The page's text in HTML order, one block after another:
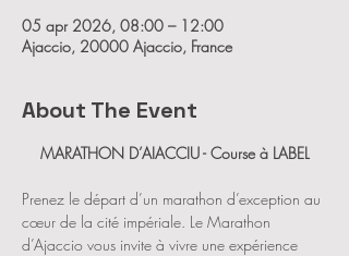
05 apr 2026, 08:00 – 12:00
Ajaccio, 20000 Ajaccio, France
About The Event
MARATHON D’AIACCIU - Course à LABEL
Prenez le départ d’un marathon d’exception au
cœur de la cité impériale. Le Marathon
d’Ajaccio vous invite à vivre une expérience